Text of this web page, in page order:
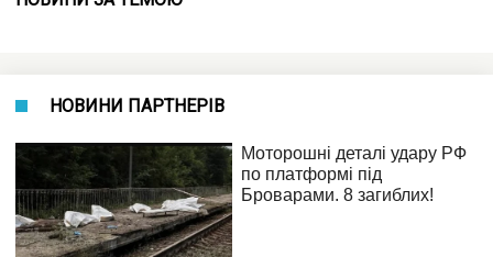
НОВИНИ ПАРТНЕРІВ